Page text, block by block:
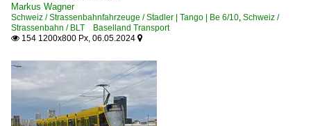
Markus Wagner
Schweiz / Strassenbahnfahrzeuge / Stadler | Tango | Be 6/10, Schweiz /
Strassenbahn / BLT Baselland Transport
 154 1200x800 Px, 06.05.2024 